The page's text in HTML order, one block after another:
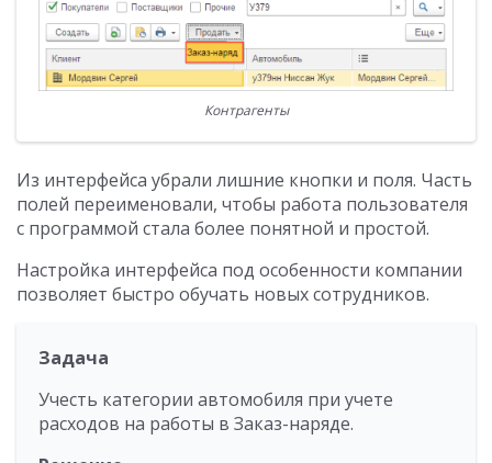
Контрагенты
Из интерфейса убрали лишние кнопки и поля. Часть
полей переименовали, чтобы работа пользователя
с программой стала более понятной и простой.
Настройка интерфейса под особенности компании
позволяет быстро обучать новых сотрудников.
Задача
Учесть категории автомобиля при учете
расходов на работы в Заказ-наряде.